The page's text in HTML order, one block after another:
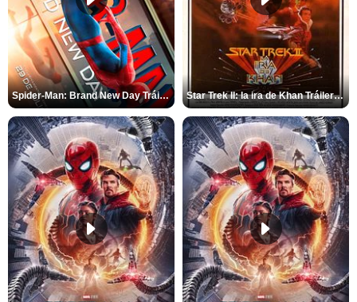
Spider-Man: Brand New Day Tráiler (3) Star Trek II: la ira de Khan Tráiler VO